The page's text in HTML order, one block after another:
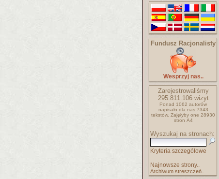
Fundusz Racjonalisty
Wesprzyj nas..
Zarejestrowaliśmy
295.811.106wizyt
Ponad 1062 autorów
napisało dla nas 7343
tekstów. Zajęłyby one 28930
stron A4
Wyszukaj na stronach:
Kryteria szczegółowe
Najnowsze strony..
Archiwum streszczeń..